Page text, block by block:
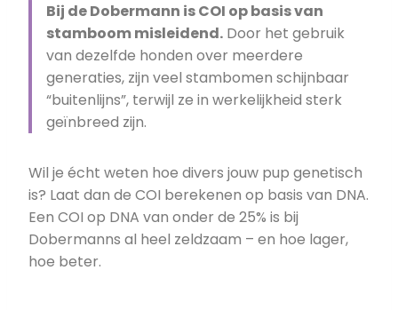
Bij de Dobermann is COI op basis van
stamboom misleidend. Door het gebruik
van dezelfde honden over meerdere
generaties, zijn veel stambomen schijnbaar
“buitenlijns”, terwijl ze in werkelijkheid sterk
geïnbreed zijn.
Wil je écht weten hoe divers jouw pup genetisch
is? Laat dan de COI berekenen op basis van DNA.
Een COI op DNA van onder de 25% is bij
Dobermanns al heel zeldzaam – en hoe lager,
hoe beter.